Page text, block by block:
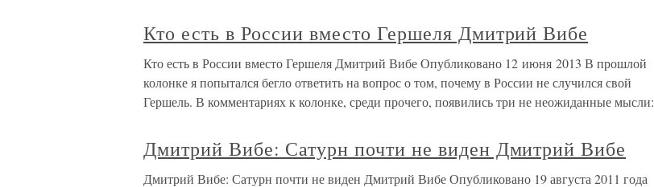
Кто есть в России вместо Гершеля Дмитрий Вибе
Кто есть в России вместо Гершеля Дмитрий Вибе Опубликовано 12 июня 2013 В прошлой
колонке я попытался бегло ответить на вопрос о том, почему в России не случился свой
Гершель. В комментариях к колонке, среди прочего, появились три не неожиданные мысли:
Дмитрий Вибе: Сатурн почти не виден Дмитрий Вибе
Дмитрий Вибе: Сатурн почти не виден Дмитрий Вибе Опубликовано 19 августа 2011 года